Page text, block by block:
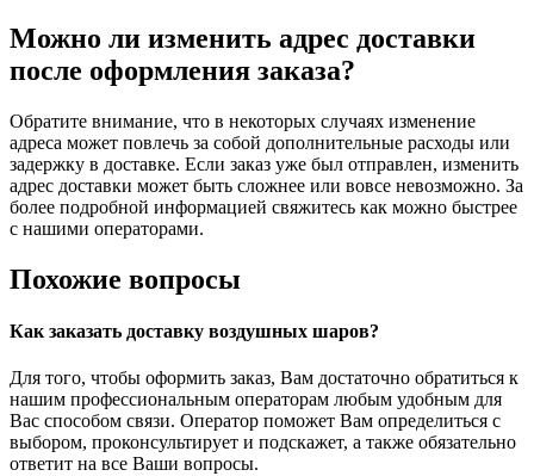
Можно ли изменить адрес доставки
после оформления заказа?
Обратите внимание, что в некоторых случаях изменение
адреса может повлечь за собой дополнительные расходы или
задержку в доставке. Если заказ уже был отправлен, изменить
адрес доставки может быть сложнее или вовсе невозможно. За
более подробной информацией свяжитесь как можно быстрее
с нашими операторами.
Похожие вопросы
Как заказать доставку воздушных шаров?
Для того, чтобы оформить заказ, Вам достаточно обратиться к
нашим профессиональным операторам любым удобным для
Вас способом связи. Оператор поможет Вам определиться с
выбором, проконсультирует и подскажет, а также обязательно
ответит на все Ваши вопросы.